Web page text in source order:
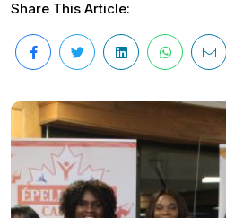
Share This Article: